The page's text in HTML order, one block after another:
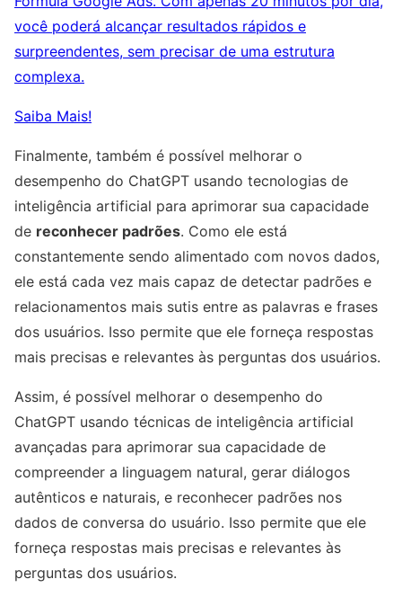
você poderá alcançar resultados rápidos e
surpreendentes, sem precisar de uma estrutura
complexa.
Saiba Mais!
Finalmente, também é possível melhorar o
desempenho do ChatGPT usando tecnologias de
inteligência artificial para aprimorar sua capacidade
de reconhecer padrões. Como ele está
constantemente sendo alimentado com novos dados,
ele está cada vez mais capaz de detectar padrões e
relacionamentos mais sutis entre as palavras e frases
dos usuários. Isso permite que ele forneça respostas
mais precisas e relevantes às perguntas dos usuários.
Assim, é possível melhorar o desempenho do
ChatGPT usando técnicas de inteligência artificial
avançadas para aprimorar sua capacidade de
compreender a linguagem natural, gerar diálogos
autênticos e naturais, e reconhecer padrões nos
dados de conversa do usuário. Isso permite que ele
forneça respostas mais precisas e relevantes às
perguntas dos usuários.